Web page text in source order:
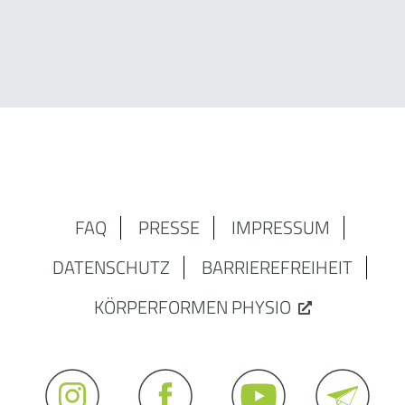
FAQ PRESSE
IMPRESSUM
DATENSCHUTZ
BARRIEREFREIHEIT
KÖRPERFORMEN PHYSIO